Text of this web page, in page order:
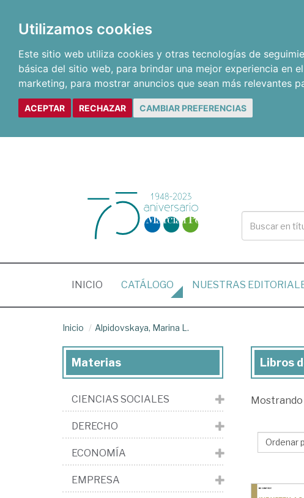
Utilizamos cookies
Este sitio web utiliza cookies y otras tecnologías de
básica del sitio web, para brindar una mejor experiencia en
marketing, para mostrar anuncios que sean más relevantes
ACEPTAR RECHAZAR CAMBIAR PREFERENCIAS
INICIO (CURRENT)
CATÁLOGO NUESTRAS
Inicio Alpidovskaya, Marina L.
Libros
Libros
Mostrando
Materias
CIENCIAS SOCIALES
DERECHO
ECONOMÍA
EMPRESA